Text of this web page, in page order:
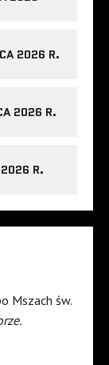
2026 R.
2026 R.
2026 R.
Mszach św.